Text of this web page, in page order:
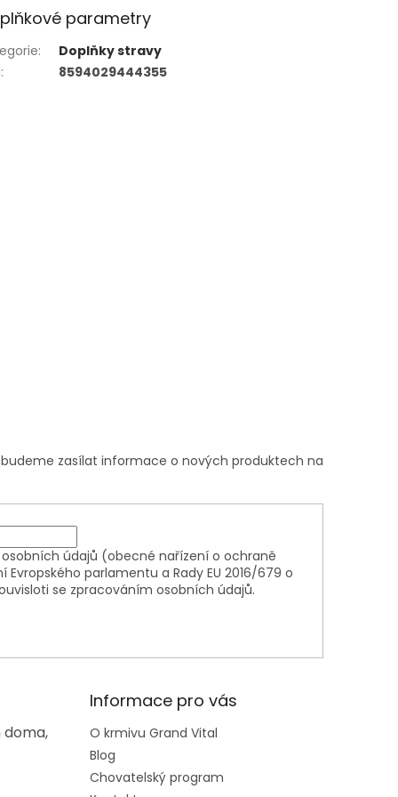
parametry
:
Doplňky stravy
: 8594029444355
zasílat informace o nových produktech na
údajů (obecné nařízení o ochraně
parlamentu a Rady EU 2016/679 o
se zpracováním osobních údajů.
doma,
Informace pro vás
O krmivu Grand Vital
Blog
Chovatelský program